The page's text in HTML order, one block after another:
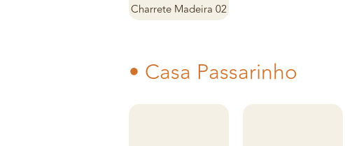
Charrete Madeira 02
• Casa Passarinho